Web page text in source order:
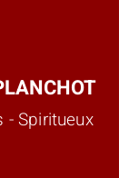
- Spiritueux